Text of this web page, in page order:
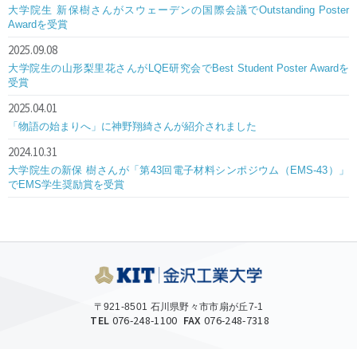
大学院生 新保樹さんがスウェーデンの国際会議でOutstanding Poster
Awardを受賞
2025.09.08
大学院生の山形梨里花さんがLQE研究会でBest Student Poster Awardを
受賞
2025.04.01
「物語の始まりへ」に神野翔綺さんが紹介されました
2024.10.31
大学院生の新保 樹さんが「第43回電子材料シンポジウム（EMS-43）」
でEMS学生奨励賞を受賞
〒921-8501 石川県野々市市扇が丘7-1
TEL 076-248-1100 FAX 076-248-7318